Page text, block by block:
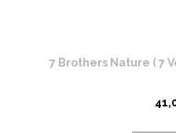
7 Brothers Nature ( 7